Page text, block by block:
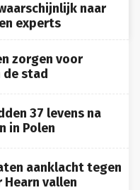
naar
experts
zorgen voor
stad
37 levens na
in Polen
aanklacht tegen
vallen